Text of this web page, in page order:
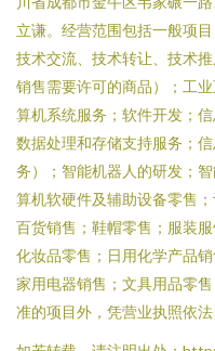
立谦。经营范围包括一般项
技术交流、技术转让、技术
销售需要许可的商品）；工
算机系统服务；软件开发；
数据处理和存储支持服务；
务）；智能机器人的研发；
算机软硬件及辅助设备零售
百货销售；鞋帽零售；服装
化妆品零售；日用化学产品
家用电器销售；文具用品零
准的项目外，凭营业执照依法